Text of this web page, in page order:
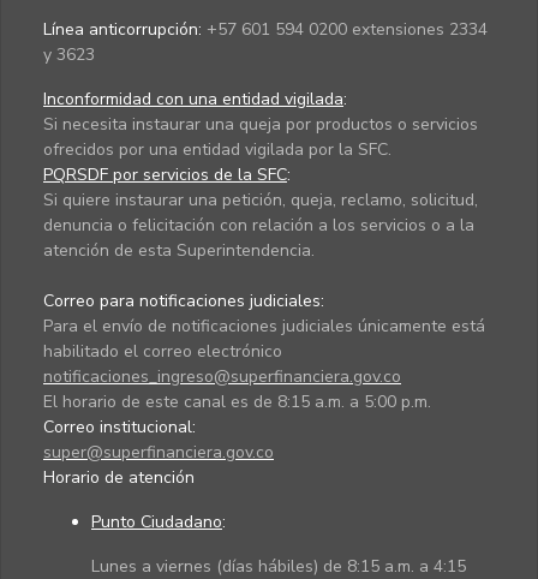
Línea anticorrupción: +57 601 594 0200 extensiones 2334
y 3623
Inconformidad con una entidad vigilada:
Si necesita instaurar una queja por productos o servicios
ofrecidos por una entidad vigilada por la SFC.
PQRSDF por servicios de la SFC:
Si quiere instaurar una petición, queja, reclamo, solicitud,
denuncia o felicitación con relación a los servicios o a la
atención de esta Superintendencia.
Correo para notificaciones judiciales:
Para el envío de notificaciones judiciales únicamente está
habilitado el correo electrónico
notificaciones_ingreso@superfinanciera.gov.co
El horario de este canal es de 8:15 a.m. a 5:00 p.m.
Correo institucional:
super@superfinanciera.gov.co
Horario de atención
Punto Ciudadano:
Lunes a viernes (días hábiles) de 8:15 a.m. a 4:15